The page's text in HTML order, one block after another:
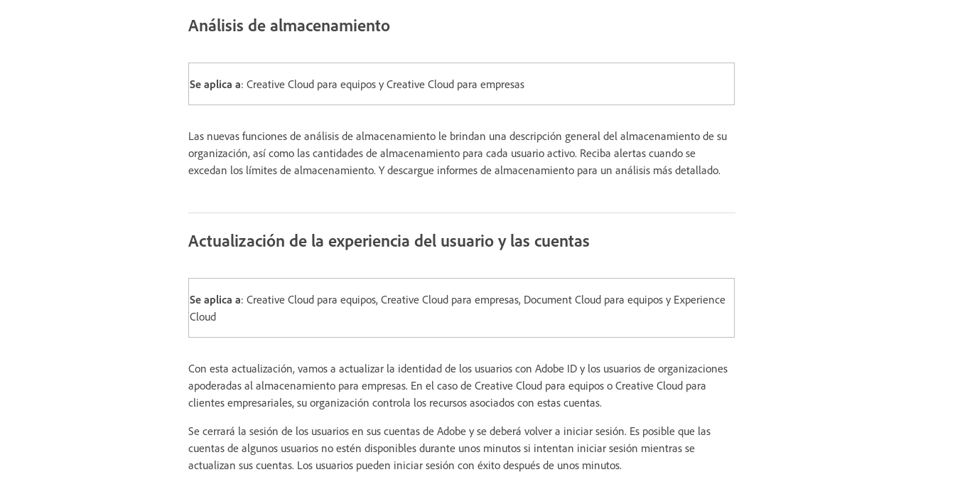
Análisis de almacenamiento
Se aplica a: Creative Cloud para equipos y Creative Cloud para empresas
Las nuevas funciones de análisis de almacenamiento le brindan una descripción general del almacenamiento de su
organización, así como las cantidades de almacenamiento para cada usuario activo. Reciba alertas cuando se
excedan los límites de almacenamiento. Y descargue informes de almacenamiento para un análisis más detallado.
Actualización de la experiencia del usuario y las cuentas
Se aplica a: Creative Cloud para equipos, Creative Cloud para empresas, Document Cloud para equipos y Experience
Cloud
Con esta actualización, vamos a actualizar la identidad de los usuarios con Adobe ID y los usuarios de organizaciones
apoderadas al almacenamiento para empresas. En el caso de Creative Cloud para equipos o Creative Cloud para
clientes empresariales, su organización controla los recursos asociados con estas cuentas.
Se cerrará la sesión de los usuarios en sus cuentas de Adobe y se deberá volver a iniciar sesión. Es posible que las
cuentas de algunos usuarios no estén disponibles durante unos minutos si intentan iniciar sesión mientras se
actualizan sus cuentas. Los usuarios pueden iniciar sesión con éxito después de unos minutos.